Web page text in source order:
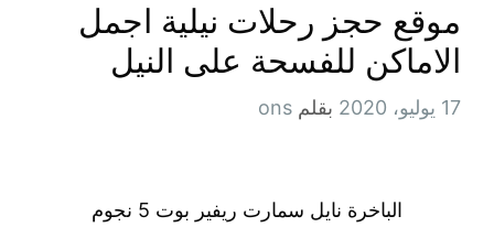
موقع حجز رحلات نيلية اجمل
الاماكن للفسحة على النيل
17 يوليو، 2020 بقلم ons
الباخرة نايل سمارت ريفير بوت 5 نجوم